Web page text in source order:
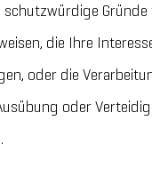
Gründe
die Ihre
oder die
oder